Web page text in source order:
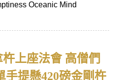
Oceanic Mind
上座法會 高僧們
手提懸420磅金剛杵